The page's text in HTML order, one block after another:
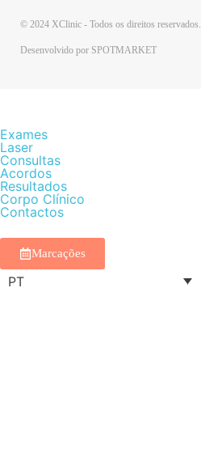
© 2024 XClinic - Todos os direitos reservados.
Desenvolvido por SPOTMARKET
Exames
Laser
Consultas
Acordos
Resultados
Corpo Clínico
Contactos
Marcações
PT